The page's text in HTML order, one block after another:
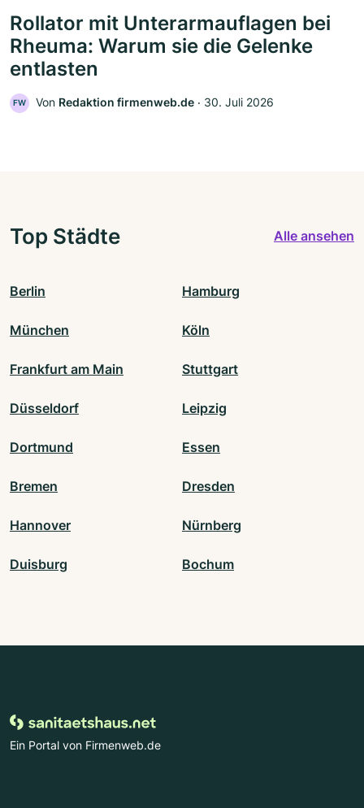
Rollator mit Unterarmauflagen bei
Rheuma: Warum sie die Gelenke
entlasten
FW Von Redaktion firmenweb.de ‧ 30. Juli 2026
Top Städte Alle ansehen
Berlin Hamburg
München Köln
Frankfurt am Main Stuttgart
Düsseldorf Leipzig
Dortmund Essen
Bremen Dresden
Hannover Nürnberg
Duisburg Bochum
Ein Portal von Firmenweb.de